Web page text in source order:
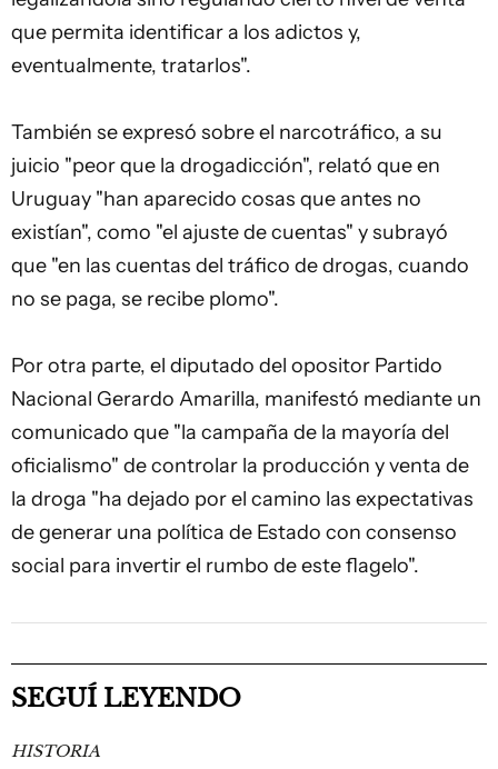
que permita identificar a los adictos y,
eventualmente, tratarlos".
También se expresó sobre el narcotráfico, a su
juicio "peor que la drogadicción", relató que en
Uruguay "han aparecido cosas que antes no
existían", como "el ajuste de cuentas" y subrayó
que "en las cuentas del tráfico de drogas, cuando
no se paga, se recibe plomo".
Por otra parte, el diputado del opositor Partido
Nacional Gerardo Amarilla, manifestó mediante un
comunicado que "la campaña de la mayoría del
oficialismo" de controlar la producción y venta de
la droga "ha dejado por el camino las expectativas
de generar una política de Estado con consenso
social para invertir el rumbo de este flagelo".
SEGUÍ LEYENDO
HISTORIA